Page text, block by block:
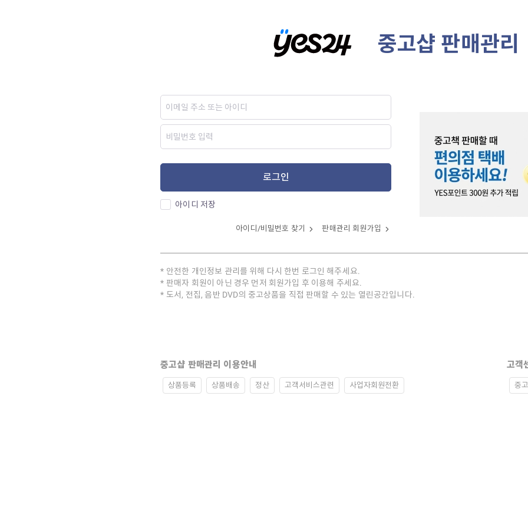
중고샵 판매관리
로그인
아이디 저장
아이디/비밀번호 찾기 판매관리 회원가입
안전한 개인정보 관리를 위해 다시 한번 로그인 해주세요.
판매자 회원이 아닌 경우 먼저 회원가입 후 이용해 주세요.
도서, 전집, 음반 DVD의 중고상품을 직접 판매할 수 있는 열린공간입니다.
중고샵 판매관리 이용안내
상품등록 상품배송 정산 고객서비스관련 사업자회원전환
고객
중